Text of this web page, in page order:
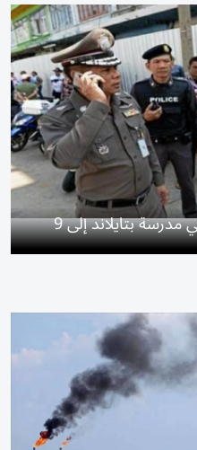
مدرسة بتايلاند إلى 9